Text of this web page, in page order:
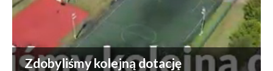
Zdobyliśmy kolejną dotację